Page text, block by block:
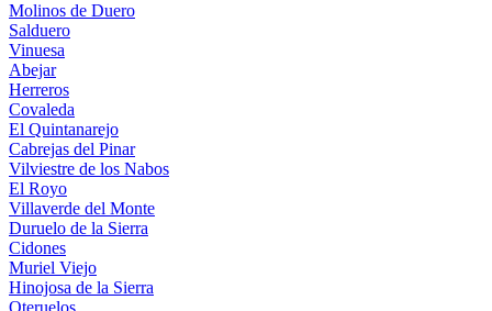
Molinos de Duero
Salduero
Vinuesa
Abejar
Herreros
Covaleda
El Quintanarejo
Cabrejas del Pinar
Vilviestre de los Nabos
El Royo
Villaverde del Monte
Duruelo de la Sierra
Cidones
Muriel Viejo
Hinojosa de la Sierra